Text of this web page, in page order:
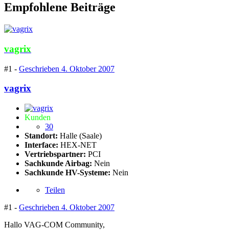
Empfohlene Beiträge
vagrix
#1 - Geschrieben 4. Oktober 2007
vagrix
Kunden
30
Standort: Halle (Saale)
Interface: HEX-NET
Vertriebspartner: PCI
Sachkunde Airbag: Nein
Sachkunde HV-Systeme: Nein
Teilen
#1 - Geschrieben 4. Oktober 2007
Hallo VAG-COM Community,